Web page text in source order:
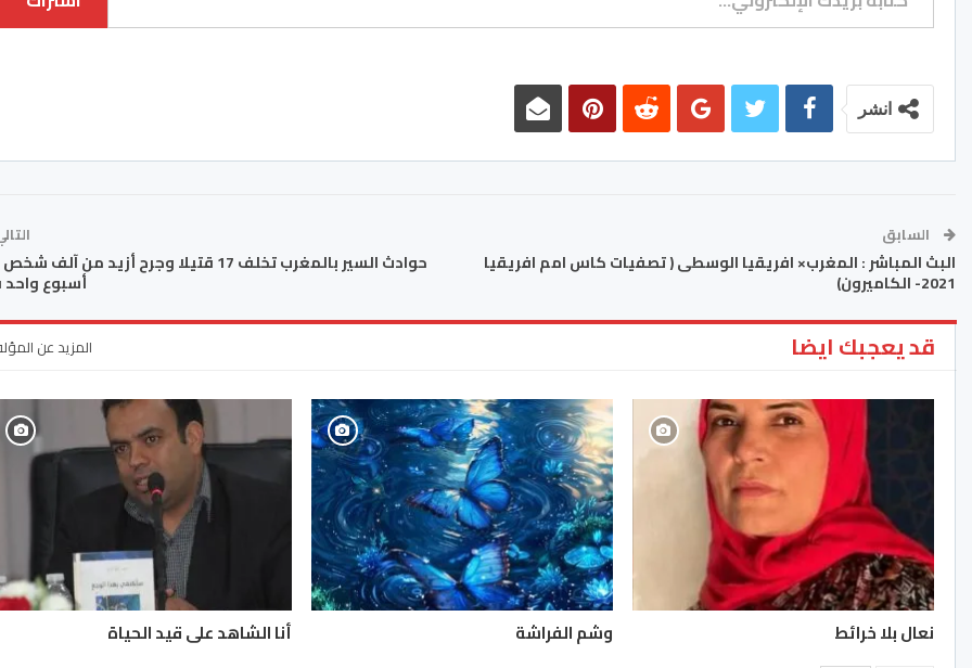
انشر
السابق
البث المباشر : المغرب× افريقيا الوسطى ( تصفيات كاس امم افريقيا
2021- الكاميرون)
حوادث السير بالمغرب تخلف 17 قتيلا وجرح أزيد من
أسبوع
قد يعجبك ايضا المزيد عن
نعال بلا خرائط وشم الفراشة أنا الشاهد على قيد الحياة